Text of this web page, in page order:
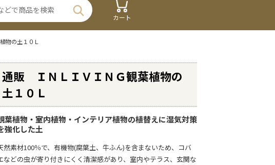
カート
の土１０Ｌ
通販 ＩＮＬＩＶＩＮＧ観葉植物の
土１０Ｌ
葉植物・室内植物・インテリア植物の植替えに湿気対策
強化した土
然素材100％で、有機物(腐葉土、牛ふん)を含まないため、コバ
などの虫が寄り付きにくく清潔感があり、室内やテラス、玄関な